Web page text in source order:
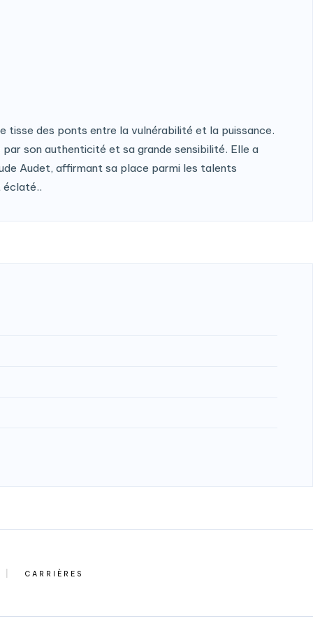
des ponts entre la vulnérabilité et la puissance.
son authenticité et sa grande sensibilité. Elle a
Audet, affirmant sa place parmi les talents
éclaté..
CARRIÈRES